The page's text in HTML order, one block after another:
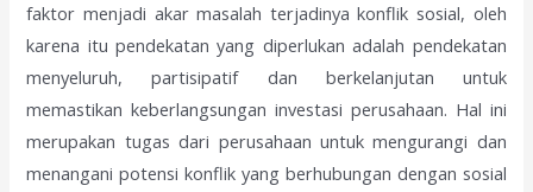
faktor menjadi akar masalah terjadinya konflik sosial, oleh
karena itu pendekatan yang diperlukan adalah pendekatan
menyeluruh, partisipatif dan berkelanjutan untuk
memastikan keberlangsungan investasi perusahaan. Hal ini
merupakan tugas dari perusahaan untuk mengurangi dan
menangani potensi konflik yang berhubungan dengan sosial